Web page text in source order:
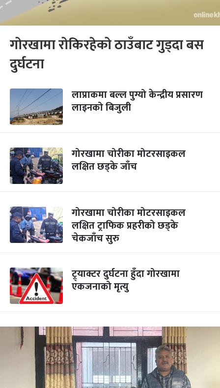
गोरखामा रोकिरहेको ठाउँबाट गुड्दा बस
दुर्घटना
लाप्राकमा बल्ल पुग्यो केन्द्रीय प्रसारण
लाइनको बिजुली
गोरखामा चोरीका मोटरसाइकल
लक्षित छड्के जाँच
गोरखामा चोरीका मोटरसाइकल
लक्षित ट्राफिक प्रहरीको छड्के
चेकजाँच सुरु
ट्र्याक्टर दुर्घटना हुँदा गोरखामा
एकजनाको मृत्यु